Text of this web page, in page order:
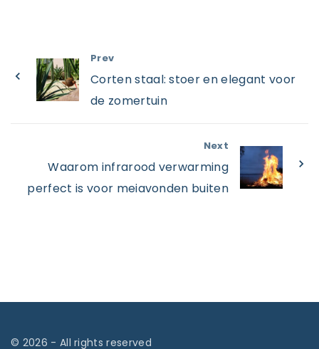
Prev
Corten staal: stoer en elegant voor
de zomertuin
Next
Waarom infrarood verwarming
perfect is voor meiavonden buiten
© 2026 - All rights reserved